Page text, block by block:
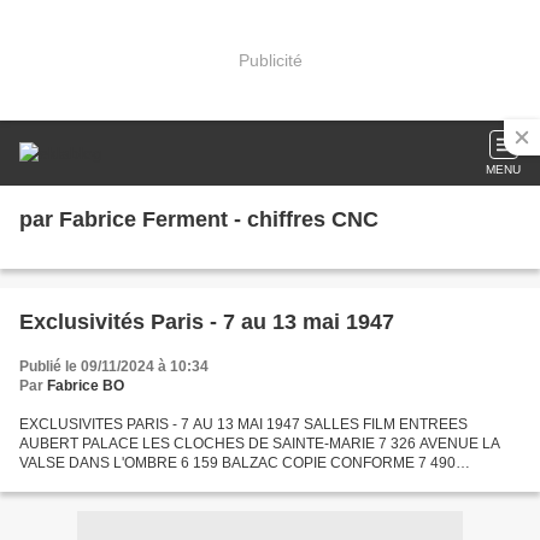
Publicité
MENU
par Fabrice Ferment - chiffres CNC
Exclusivités Paris - 7 au 13 mai 1947
Publié le 09/11/2024 à 10:34
Par Fabrice BO
EXCLUSIVITES PARIS - 7 AU 13 MAI 1947 SALLES FILM ENTREES
AUBERT PALACE LES CLOCHES DE SAINTE-MARIE 7 326 AVENUE LA
VALSE DANS L'OMBRE 6 159 BALZAC COPIE CONFORME 7 490
FILLES ET UN MARIN 1 981 BROADWAY...